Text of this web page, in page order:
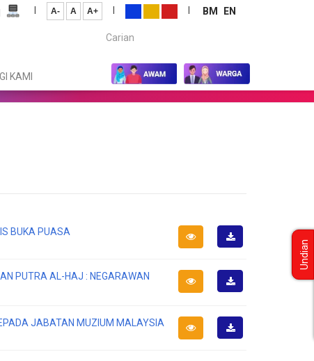
| A- A A+ | | BM
EN
Carian...
KAMI
BUKA PUASA
PUTRA AL-HAJ : NEGARAWAN
JABATAN MUZIUM MALAYSIA
Undian